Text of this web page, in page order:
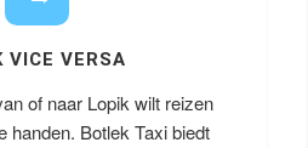
VICE VERSA
of naar Lopik wilt reizen
handen. Botlek Taxi biedt